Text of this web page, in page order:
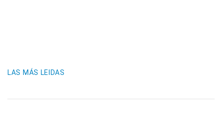
LAS MÁS LEIDAS